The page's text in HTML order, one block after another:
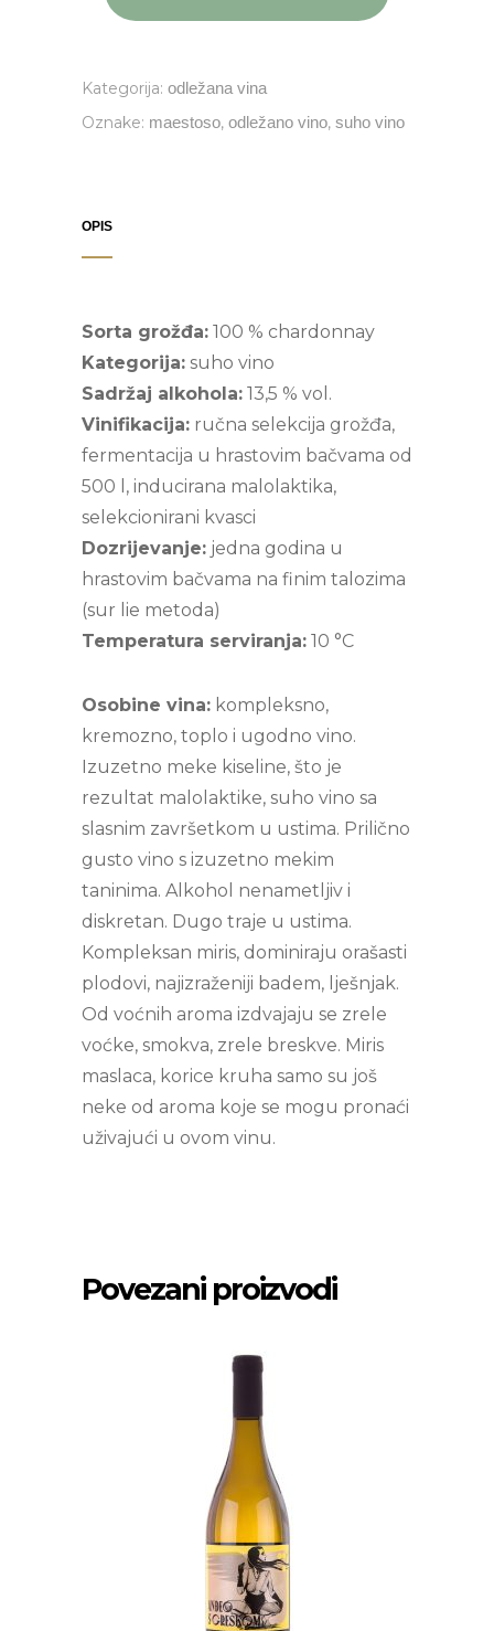
Kategorija: odležana vina
Oznake: maestoso, odležano vino, suho vino
OPIS
Sorta grožđa: 100 % chardonnay
Kategorija: suho vino
Sadržaj alkohola: 13,5 % vol.
Vinifikacija: ručna selekcija grožđa,
fermentacija u hrastovim bačvama od
500 l, inducirana malolaktika,
selekcionirani kvasci
Dozrijevanje: jedna godina u
hrastovim bačvama na finim talozima
(sur lie metoda)
Temperatura serviranja: 10 °C
Osobine vina: kompleksno,
kremozno, toplo i ugodno vino.
Izuzetno meke kiseline, što je
rezultat malolaktike, suho vino sa
slasnim završetkom u ustima. Prilično
gusto vino s izuzetno mekim
taninima. Alkohol nenametljiv i
diskretan. Dugo traje u ustima.
Kompleksan miris, dominiraju orašasti
plodovi, najizraženiji badem, lješnjak.
Od voćnih aroma izdvajaju se zrele
voćke, smokva, zrele breskve. Miris
maslaca, korice kruha samo su još
neke od aroma koje se mogu pronaći
uživajući u ovom vinu.
Povezani proizvodi